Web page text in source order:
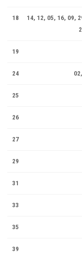
18
14, 12, 05, 16, 09,
19
24
25
26
27
29
31
33
35
39